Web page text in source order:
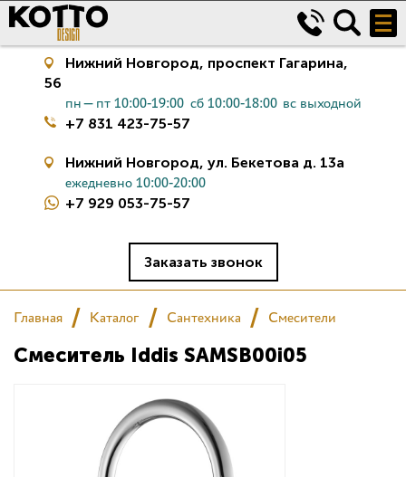
Керамическая плитка
Салон
Сертификаты
Комплекс услуг
Нижний Новгород, проспект Гагарина,
56
пн—пт 10:00-19:00 сб 10:00-18:00 вс выходной
+7 831 423-75-57
Нижний Новгород, ул. Бекетова д. 13а
ежедневно 10:00-20:00
+7 929 053-75-57
Заказать звонок
Главная Каталог Сантехника Смесители
Смеситель Iddis SAMSB00i05